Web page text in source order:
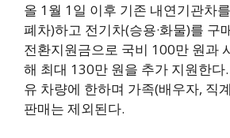
올 1월 1일 이후 기존 내연기관차
폐차)하고 전기차(승용·화물)를 구
전환지원금으로 국비 100만 원과
해 최대 130만 원을 추가 지원한다
유 차량에 한하며 가족(배우자, 직
판매는 제외된다.